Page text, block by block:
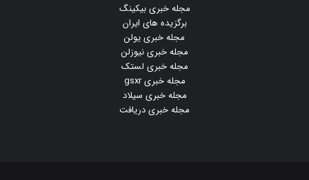
مجله خبری بیکینگ
برگزیده های ایران
مجله خبری یولن
مجله خبری نیوزلن
مجله خبری لستک
مجله خبری gsxr
مجله خبری سیلاد
مجله خبری دریافت